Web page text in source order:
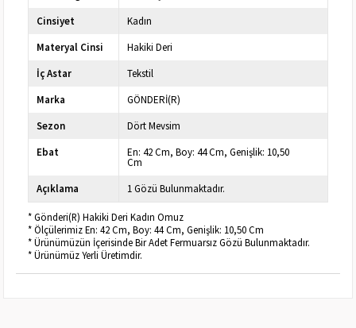
Cinsiyet
Kadın
Materyal Cinsi
Hakiki Deri
İç Astar
Tekstil
Marka
GÖNDERİ(R)
Sezon
Dört Mevsim
Ebat
En: 42 Cm, Boy: 44 Cm, Genişlik: 10,50
Cm
Açıklama
1 Gözü Bulunmaktadır.
* Gönderi(R) Hakiki Deri Kadın Omuz
* Ölçülerimiz En: 42 Cm, Boy: 44 Cm, Genişlik: 10,50 Cm
* Ürünümüzün İçerisinde Bir Adet Fermuarsız Gözü Bulunmaktadır.
* Ürünümüz Yerli Üretimdir.